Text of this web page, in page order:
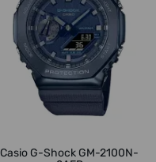
Casio G-Shock GM-2100N-